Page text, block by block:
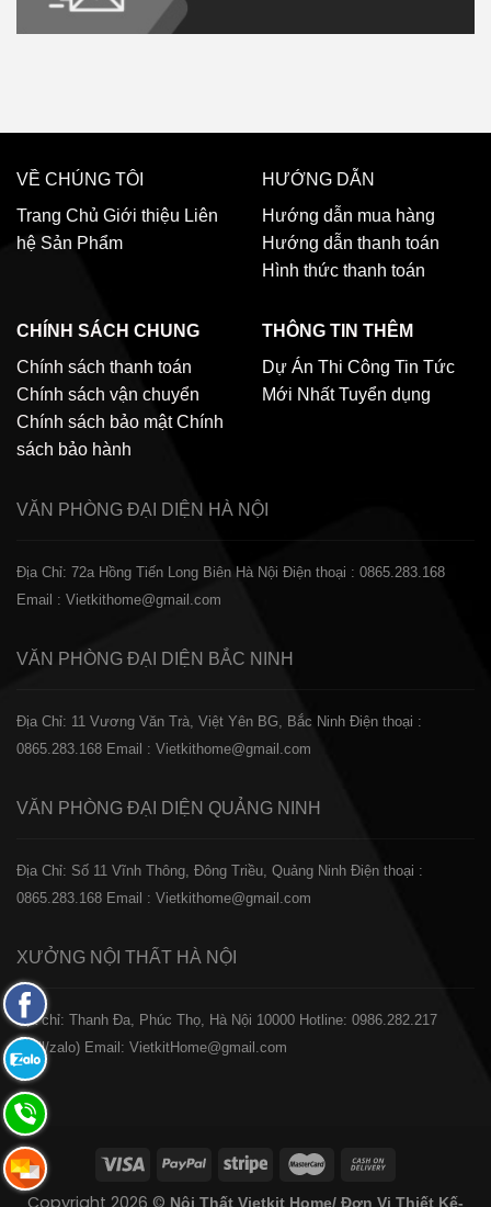
VỀ CHÚNG TÔI
Trang Chủ Giới thiệu Liên
hệ Sản Phẩm
HƯỚNG DẪN
Hướng dẫn mua hàng
Hướng dẫn thanh toán
Hình thức thanh toán
CHÍNH SÁCH CHUNG
Chính sách thanh toán
Chính sách vận chuyển
Chính sách bảo mật Chính
sách bảo hành
THÔNG TIN THÊM
Dự Án Thi Công Tin Tức
Mới Nhất Tuyển dụng
VĂN PHÒNG ĐẠI DIỆN HÀ NỘI
Địa Chỉ: 72a Hồng Tiến Long Biên Hà Nội Điện thoại : 0865.283.168
Email : Vietkithome@gmail.com
VĂN PHÒNG ĐẠI DIỆN BẮC NINH
Địa Chỉ: 11 Vương Văn Trà, Việt Yên BG, Bắc Ninh Điện thoại :
0865.283.168 Email : Vietkithome@gmail.com
VĂN PHÒNG ĐẠI DIỆN QUẢNG NINH
Địa Chỉ: Số 11 Vĩnh Thông, Đông Triều, Quảng Ninh Điện thoại :
0865.283.168 Email : Vietkithome@gmail.com
XƯỞNG NỘI THẤT HÀ NỘI
️Địa chỉ: Thanh Đa, Phúc Thọ, Hà Nội 10000 Hotline: 0986.282.217
(Call/zalo) Email: VietkitHome@gmail.com
Copyright 2026 © Nội Thất Vietkit Home/ Đơn Vị Thiết Kế-
Fanpage
Facebook
Zalo:
0865.283.168
Hotline:
0865.283.168
Hotline: